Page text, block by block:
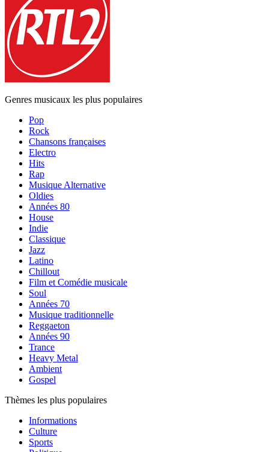
Genres musicaux les plus populaires
Pop
Rock
Chansons françaises
Electro
Hits
Rap
Musique Alternative
Oldies
Années 80
House
Indie
Classique
Jazz
Latino
Chillout
Film et Comédie musicale
Soul
Années 70
Musique traditionnelle
Reggaeton
Années 90
Trance
Heavy Metal
Ambient
Gospel
Thèmes les plus populaires
Informations
Culture
Sports